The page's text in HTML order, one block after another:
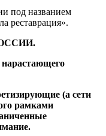
под названием
реставрация».
(а сети
рамками